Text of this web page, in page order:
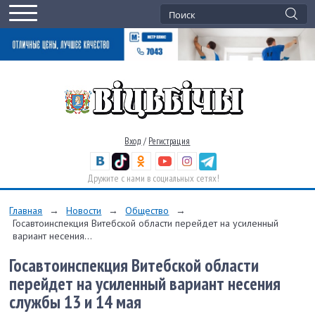
Вход / Регистрация
Дружите с нами в социальных сетях!
Главная → Новости → Общество
→
Госавтоинспекция Витебской области перейдет на усиленный
вариант несения...
Госавтоинспекция Витебской области
перейдет на усиленный вариант несения
службы 13 и 14 мая